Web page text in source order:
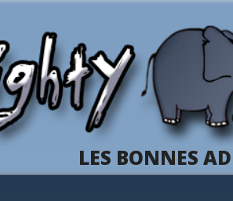
LES BONNES